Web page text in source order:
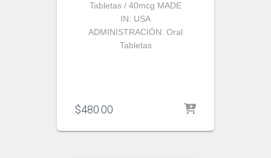
Tabletas / 40mcg MADE
IN: USA
ADMINISTRACIÓN: Oral
Tabletas
$480.00